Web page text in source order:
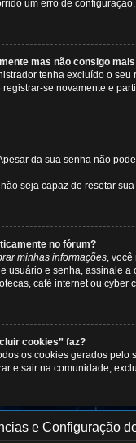
um erro de
mas não consigo
tenha excluído o
registrar-se novamente e
da sua senha não
seja capaz de resetar
no fórum?
minhas informações,
usuário e senha, assinale a
café internet ou cyber
cookies” faz?
os cookies gerados pelo
e sair na comunidade,
e Configuração